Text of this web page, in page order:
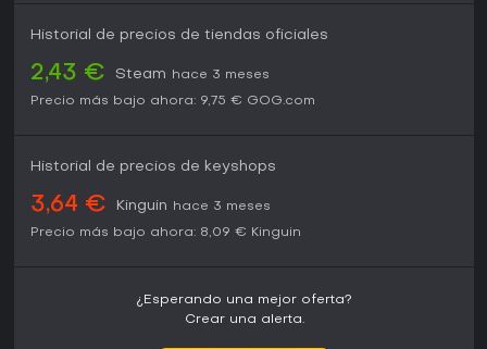
Historial de precios de tiendas oficiales
2,43 € Steam
hace 3 meses
Precio más bajo ahora: 9,75 € GOG.com
Historial de precios de keyshops
3,64 € Kinguin
hace 3 meses
Precio más bajo ahora: 8,09 € Kinguin
¿Esperando una mejor oferta?
Crear una alerta.